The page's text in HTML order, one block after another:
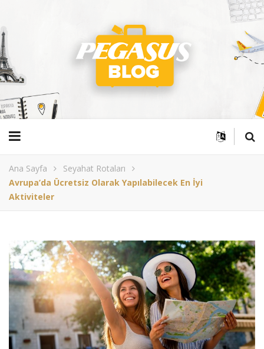
Ana Sayfa
Seyahat Rotaları
Avrupa’da Ücretsiz Olarak Yapılabilecek En İyi
Aktiviteler